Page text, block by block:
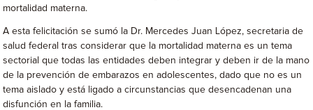
mortalidad materna.
A esta felicitación se sumó la Dr. Mercedes Juan López, secretaria de
salud federal tras considerar que la mortalidad materna es un tema
sectorial que todas las entidades deben integrar y deben ir de la mano
de la prevención de embarazos en adolescentes, dado que no es un
tema aislado y está ligado a circunstancias que desencadenan una
disfunción en la familia.